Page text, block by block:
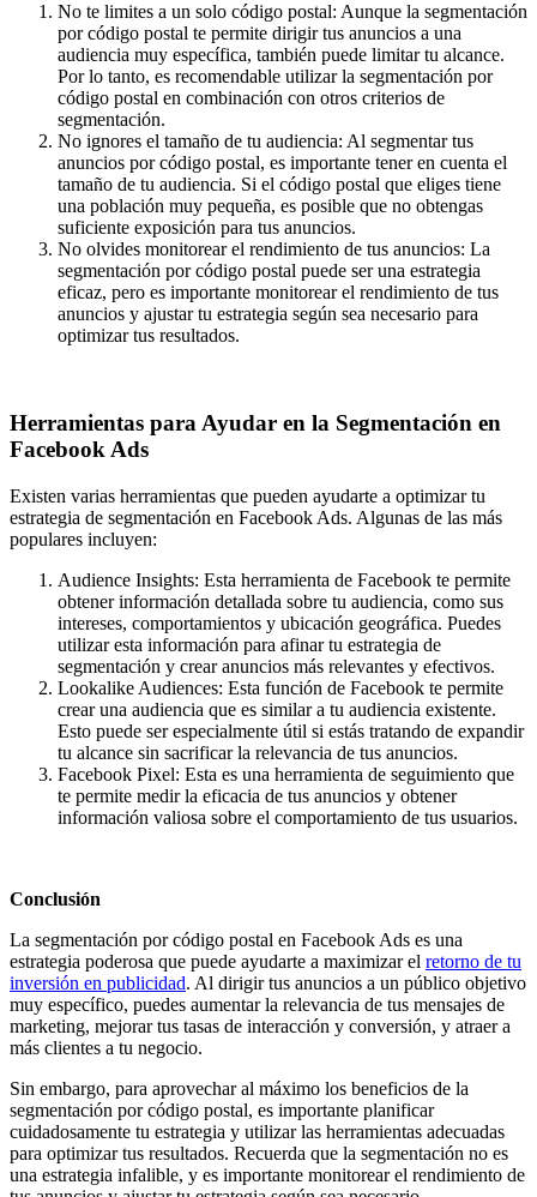
No te limites a un solo código postal: Aunque la segmentación
por código postal te permite dirigir tus anuncios a una
audiencia muy específica, también puede limitar tu alcance.
Por lo tanto, es recomendable utilizar la segmentación por
código postal en combinación con otros criterios de
segmentación.
No ignores el tamaño de tu audiencia: Al segmentar tus
anuncios por código postal, es importante tener en cuenta el
tamaño de tu audiencia. Si el código postal que eliges tiene
una población muy pequeña, es posible que no obtengas
suficiente exposición para tus anuncios.
No olvides monitorear el rendimiento de tus anuncios: La
segmentación por código postal puede ser una estrategia
eficaz, pero es importante monitorear el rendimiento de tus
anuncios y ajustar tu estrategia según sea necesario para
optimizar tus resultados.
Herramientas para Ayudar en la Segmentación en
Facebook Ads
Existen varias herramientas que pueden ayudarte a optimizar tu
estrategia de segmentación en Facebook Ads. Algunas de las más
populares incluyen:
Audience Insights: Esta herramienta de Facebook te permite
obtener información detallada sobre tu audiencia, como sus
intereses, comportamientos y ubicación geográfica. Puedes
utilizar esta información para afinar tu estrategia de
segmentación y crear anuncios más relevantes y efectivos.
Lookalike Audiences: Esta función de Facebook te permite
crear una audiencia que es similar a tu audiencia existente.
Esto puede ser especialmente útil si estás tratando de expandir
tu alcance sin sacrificar la relevancia de tus anuncios.
Facebook Pixel: Esta es una herramienta de seguimiento que
te permite medir la eficacia de tus anuncios y obtener
información valiosa sobre el comportamiento de tus usuarios.
Conclusión
La segmentación por código postal en Facebook Ads es una
estrategia poderosa que puede ayudarte a maximizar el retorno de tu
inversión en publicidad. Al dirigir tus anuncios a un público objetivo
muy específico, puedes aumentar la relevancia de tus mensajes de
marketing, mejorar tus tasas de interacción y conversión, y atraer a
más clientes a tu negocio.
Sin embargo, para aprovechar al máximo los beneficios de la
segmentación por código postal, es importante planificar
cuidadosamente tu estrategia y utilizar las herramientas adecuadas
para optimizar tus resultados. Recuerda que la segmentación no es
una estrategia infalible, y es importante monitorear el rendimiento de